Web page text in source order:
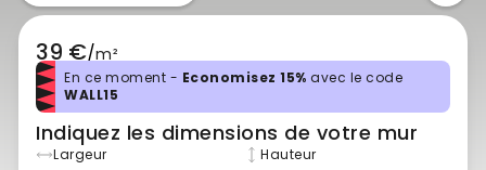
39 €/m²
En ce moment - Economisez 15% avec le code
WALL15
Indiquez les dimensions de votre mur
Largeur Hauteur